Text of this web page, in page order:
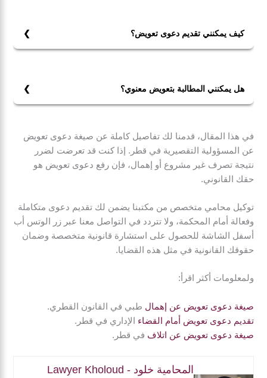
هذه المسؤولية حالات مثل الحوادث الناتجة عن الإهمال أو
كيف يمكنني تقديم دعوى تعويض؟
المحكمة المختصة.
هل يمكنني المطالبة بتعويض معنوي؟
الفعل غير المشروع.
في هذا المقال، قدمنا لك تفاصيل كاملة عن صيغة دعوى تعويض
عن المسؤولية التقصيرية في قطر. إذا كنت قد تعرضت لضرر
نتيجة تصرف غير مشروع أو إهمال، فإن رفع دعوى تعويض هو
حقك القانوني.
توكيل محامي متخصص من مكتبنا يضمن لك تقديم دعوى متكاملة
وفعالة أمام المحكمة، ولا تتردد في التواصل معنا عبر زر الوتس أب
أسفل الشاشة للحصول على استشارة قانونية متخصصة وضمان
حقوقك القانونية في مثل هذه القضايا.
ولمعلومات أكثر اقرأ:
صيغة دعوى تعويض عن إهمال طبي في القانون القطري.
تقديم دعوى تعويض أمام القضاء الإداري في قطر.
صيغة دعوى تعويض عن اتلاف في قطر.
المحامية خلود - Lawyer Kholoud